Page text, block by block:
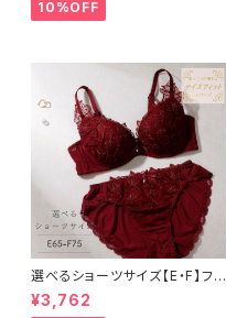
10%OFF
選べるショーツサイズ【E・F】フラ
ワーアップリケ ブラ＆ショーツセ
ット
¥3,762